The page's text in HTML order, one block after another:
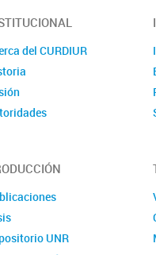
del CURDIUR
UNR